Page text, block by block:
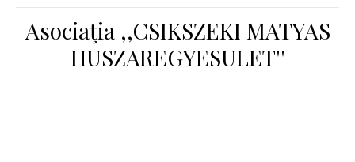
Asociaţia ,,CSIKSZEKI MATYAS
HUSZAREGYESULET''